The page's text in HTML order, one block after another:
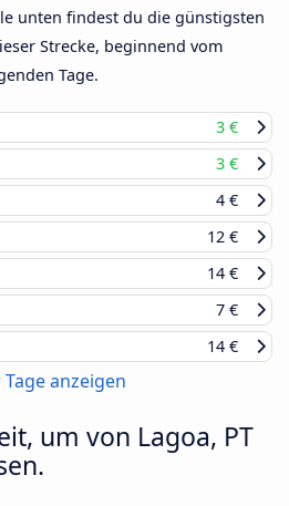
unten findest du die günstigsten
Strecke, beginnend vom
Tage.
3 €
3 €
4 €
12 €
14 €
7 €
14 €
anzeigen
um von Lagoa, PT